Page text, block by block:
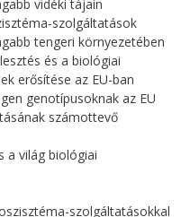
vidéki tájain
szolgáltatások
tengeri környezetében
és a biológiai
erősítése az EU-ban
genotípusoknak az EU
számottevő
a világ biológiai
szolgáltatásokkal